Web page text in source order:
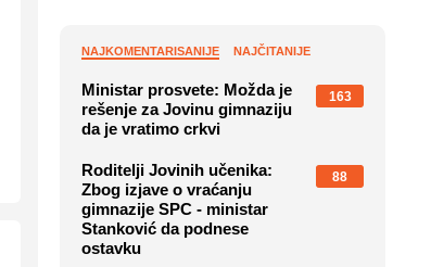
NAJKOMENTARISANIJE NAJČITANIJE
Ministar prosvete: Možda je
rešenje za Jovinu gimnaziju
da je vratimo crkvi
163
Roditelji Jovinih učenika:
Zbog izjave o vraćanju
gimnazije SPC - ministar
Stanković da podnese
ostavku
88